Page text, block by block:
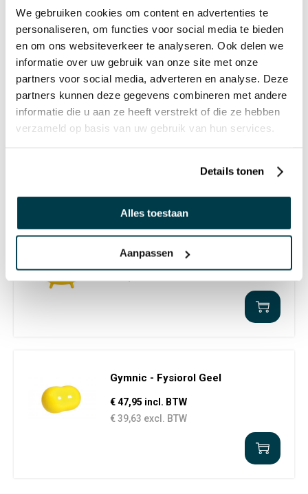
We gebruiken cookies om content en advertenties te
personaliseren, om functies voor social media te bieden
en om ons websiteverkeer te analyseren. Ook delen we
informatie over uw gebruik van onze site met onze
partners voor social media, adverteren en analyse. Deze
partners kunnen deze gegevens combineren met andere
informatie die u aan ze heeft verstrekt of die ze hebben
verzameld op basis van uw gebruik van hun services.
Details tonen
Alles toestaan
Aanpassen
Gymnic - Gymnastiek-fysiobal
65 cm blauw
€ 26,80 incl. BTW
€ 22,15 excl. BTW
Gymnic - Sit 'n Gym 45 cm geel
€ 15,95 incl. BTW
Gymnic - Fysiorol Geel
€ 47,95 incl. BTW
€ 39,63 excl. BTW